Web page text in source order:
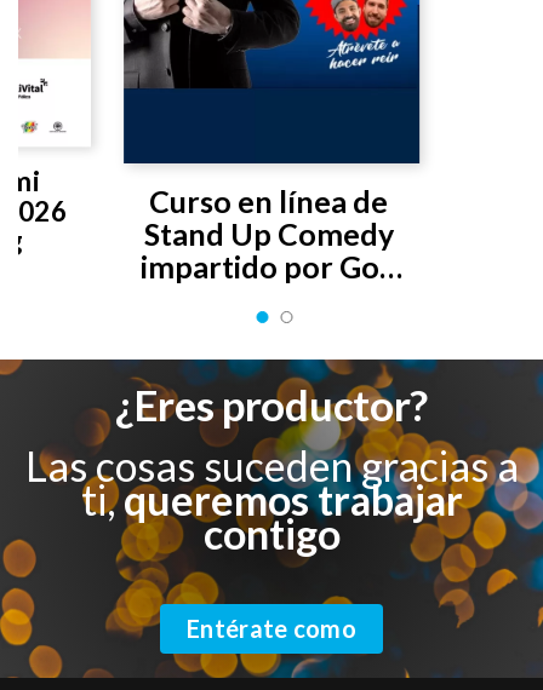
Curso en línea de
Stand Up Comedy
impartido por Gon
mi
¿Eres productor?
Las cosas suceden gracias a
ti,queremos trabajar
contigo
Entérate como